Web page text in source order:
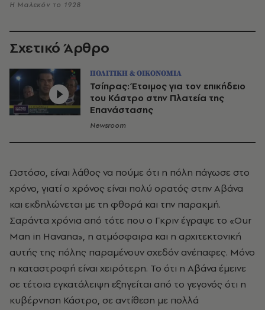
Η Μαλεκόν το 1928
Σχετικό Άρθρο
ΠΟΛΙΤΙΚΗ & ΟΙΚΟΝΟΜΙΑ
Τσίπρας: Έτοιμος για τον επικήδειο
του Κάστρο στην Πλατεία της
Επανάστασης
Newsroom
Ωστόσο, είναι λάθος να πούμε ότι η πόλη πάγωσε στο
χρόνο, γιατί ο χρόνος είναι πολύ ορατός στην Αβάνα
και εκδηλώνεται με τη φθορά και την παρακμή.
Σαράντα χρόνια από τότε που ο Γκριν έγραψε το «Our
Man in Havana», η ατμόσφαιρα και η αρχιτεκτονική
αυτής της πόλης παραμένουν σχεδόν ανέπαφες. Μόνο
η καταστροφή είναι χειρότερη. Το ότι η Αβάνα έμεινε
σε τέτοια εγκατάλειψη εξηγείται από το γεγονός ότι η
κυβέρνηση Κάστρο, σε αντίθεση με πολλά